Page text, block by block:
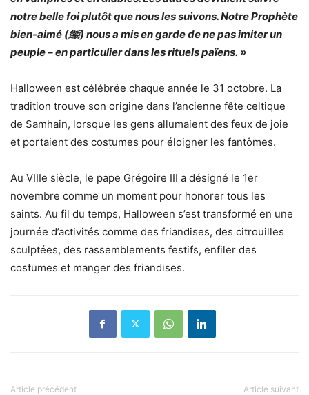
notre belle foi plutôt que nous les suivons. Notre Prophète
bien-aimé (ﷺ) nous a mis en garde de ne pas imiter un
peuple – en particulier dans les rituels païens. »
Halloween est célébrée chaque année le 31 octobre. La
tradition trouve son origine dans l’ancienne fête celtique
de Samhain, lorsque les gens allumaient des feux de joie
et portaient des costumes pour éloigner les fantômes.
Au VIIIe siècle, le pape Grégoire III a désigné le 1er
novembre comme un moment pour honorer tous les
saints. Au fil du temps, Halloween s’est transformé en une
journée d’activités comme des friandises, des citrouilles
sculptées, des rassemblements festifs, enfiler des
costumes et manger des friandises.
Article précédent Article suivant